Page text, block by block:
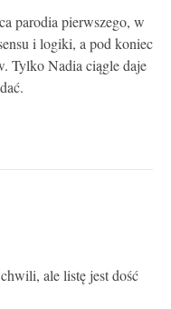
parodia pierwszego, w
i logiki, a pod koniec
Tylko Nadia ciągle daje
ale listę jest dość